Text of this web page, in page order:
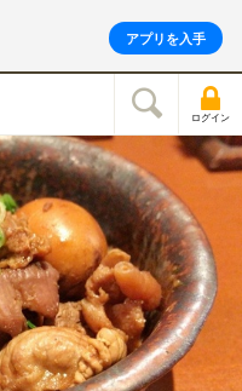
アプリを入手
ログイン